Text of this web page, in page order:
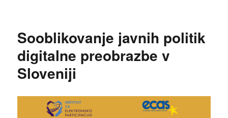
Sooblikovanje javnih politik
digitalne preobrazbe v
Sloveniji